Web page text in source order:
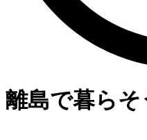
離島で暮らそ